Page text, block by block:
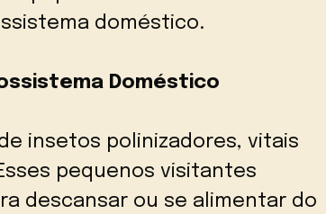
doméstico.
Doméstico
insetos polinizadores, vitais
pequenos visitantes
descansar ou se alimentar do